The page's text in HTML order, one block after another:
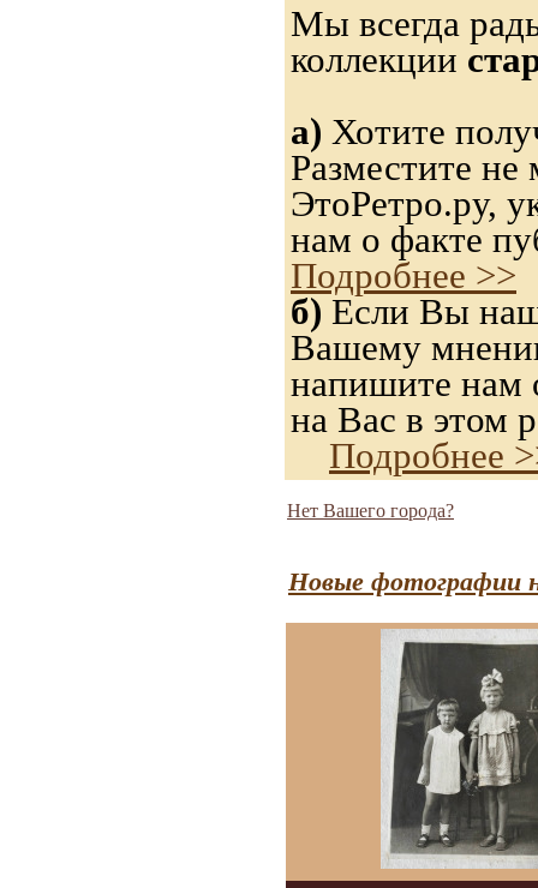
Мы всегда
коллекции
а) Хотите
Разместите
ЭтоРетро.ру,
нам о факте
Подробнее >>
б) Если Вы
Вашему
напишите нам
на Вас в этом
Подробнее
Нет Вашего города?
Новые фотографии